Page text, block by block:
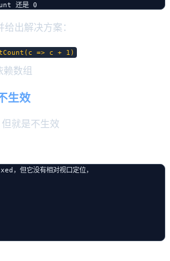
出解决方案：
=> c + 1)
赖数组
生效
就是不生效
但它没有相对视口定位，